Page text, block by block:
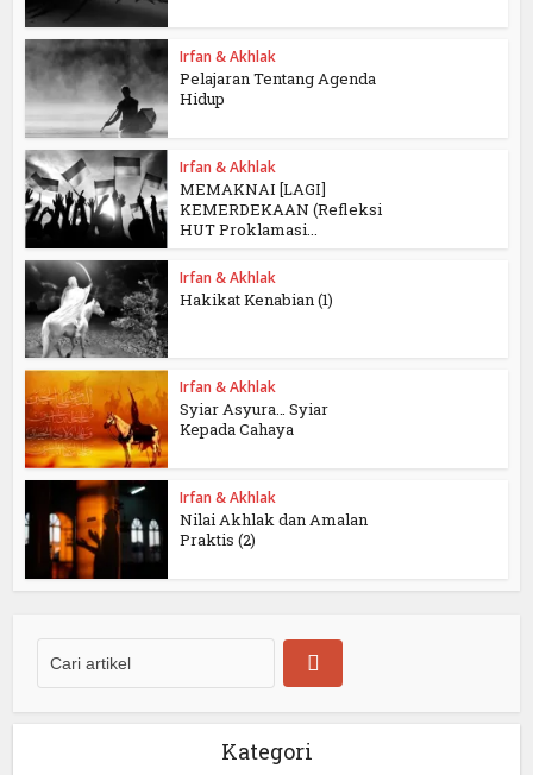
Irfan & Akhlak
Pelajaran Tentang Agenda
Hidup
Irfan & Akhlak
MEMAKNAI [LAGI]
KEMERDEKAAN (Refleksi
HUT Proklamasi...
Irfan & Akhlak
Hakikat Kenabian (1)
Irfan & Akhlak
Syiar Asyura… Syiar
Kepada Cahaya
Irfan & Akhlak
Nilai Akhlak dan Amalan
Praktis (2)
Kategori